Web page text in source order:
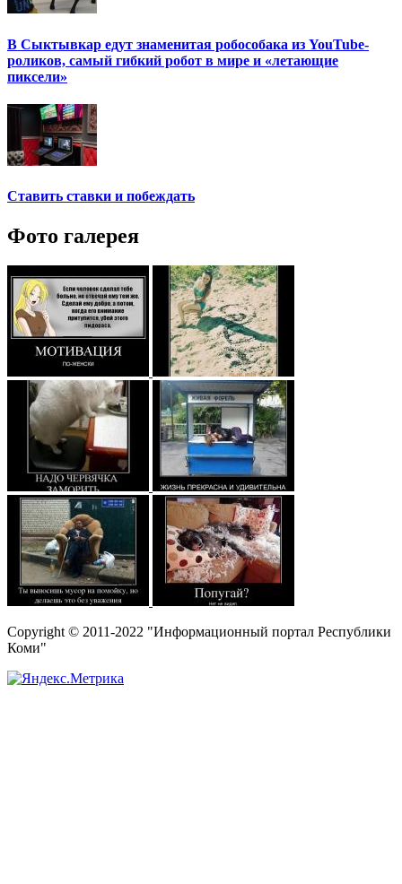
В Сыктывкар едут знаменитая робособака из YouTube-
роликов, самый гибкий робот в мире и «летающие
пиксели»
Ставить ставки и побеждать
Фото галерея
Copyright © 2011-2022 "Информационный портал Республики
Коми"